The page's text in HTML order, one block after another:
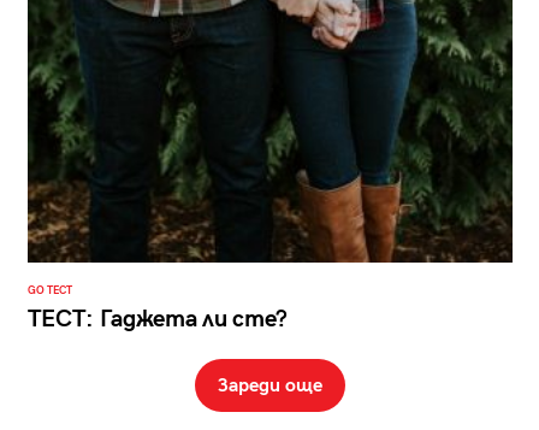
GO ТЕСТ
ТЕСТ: Гаджета ли сте?
Зареди още